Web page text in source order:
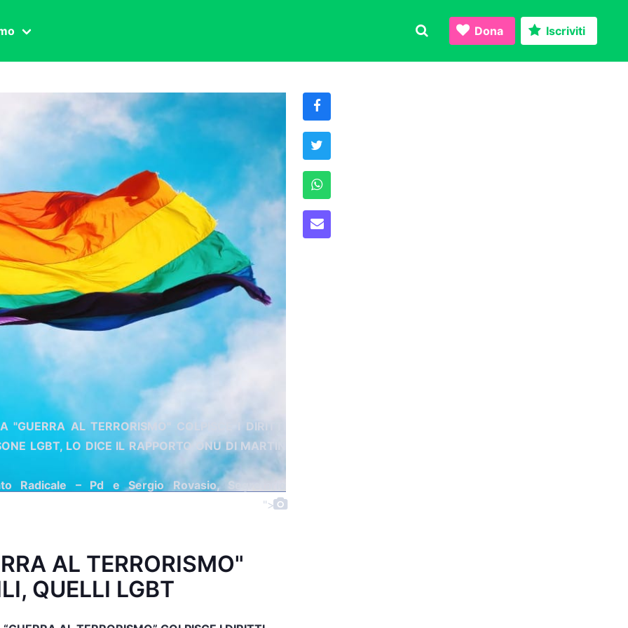
Dona Iscriviti
AL TERRORISMO" COLPISCE I DIRITTI
LGBT, LO DICE IL RAPPORTO ONU DI MARTIN
Radicale – Pd e Sergio Rovasio, Segretario
">
AL TERRORISMO"
QUELLI LGBT